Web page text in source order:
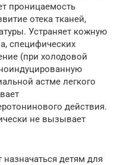
проницаемость
отека тканей,
Устраняет кожную
специфических
(при холодовой
астме легкого
действия.
не вызывает
детям для